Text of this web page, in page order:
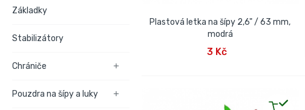
Základky
Stabilizátory
Chrániče 
Pouzdra na šípy a luky 
Plastová letka na šípy 2,6" / 63 mm,
modrá
3 Kč